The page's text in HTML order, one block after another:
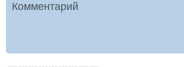
Комментарий